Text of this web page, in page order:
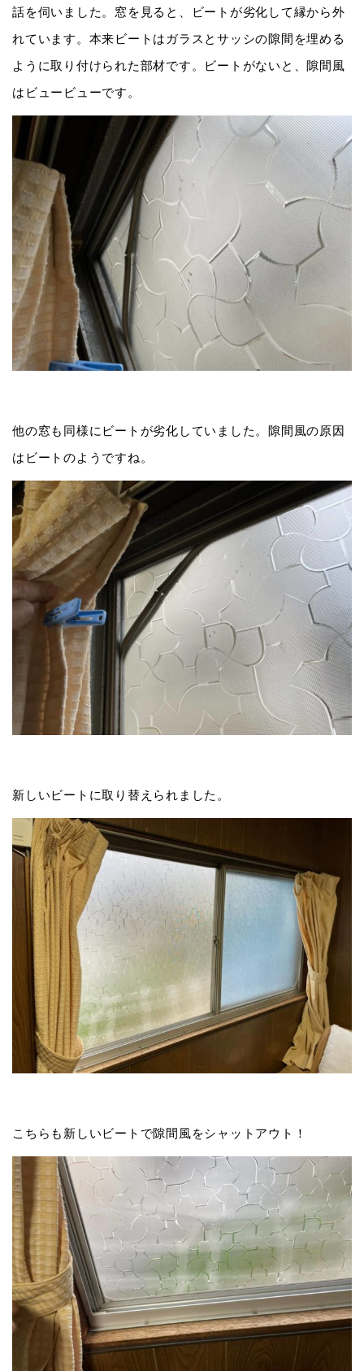
話を伺いました。窓を見ると、ビートが劣化して縁から外
れています。本来ビートはガラスとサッシの隙間を埋める
ように取り付けられた部材です。ビートがないと、隙間風
はビュービューです。
他の窓も同様にビートが劣化していました。隙間風の原因
はビートのようですね。
新しいビートに取り替えられました。
こちらも新しいビートで隙間風をシャットアウト！